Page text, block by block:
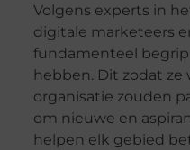
Volgens experts in
digitale marketeers
fundamenteel
hebben. Dit zodat ze
organisatie zouden
om nieuwe en
helpen elk gebied